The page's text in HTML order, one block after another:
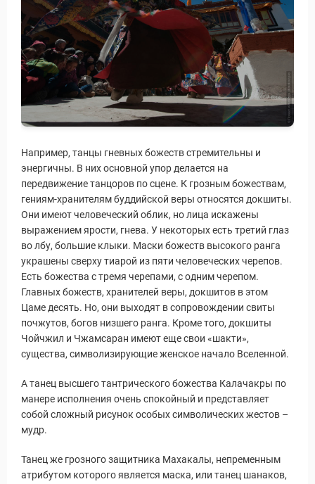
Например, танцы гневных божеств стремительны и
энергичны. В них основной упор делается на
передвижение танцоров по сцене. К грозным божествам,
гениям-хранителям буддийской веры относятся докшиты.
Они имеют человеческий облик, но лица искажены
выражением ярости, гнева. У некоторых есть третий глаз
во лбу, большие клыки. Маски божеств высокого ранга
украшены сверху тиарой из пяти человеческих черепов.
Есть божества с тремя черепами, с одним черепом.
Главных божеств, хранителей веры, докшитов в этом
Цаме десять. Но, они выходят в сопровождении свиты
почжутов, богов низшего ранга. Кроме того, докшиты
Чойчжил и Чжамсаран имеют еще свои «шакти»,
существа, символизирующие женское начало Вселенной.
А танец высшего тантрического божества Калачакры по
манере исполнения очень спокойный и представляет
собой сложный рисунок особых символических жестов –
мудр.
Танец же грозного защитника Махакалы, непременным
атрибутом которого является маска, или танец шанаков,